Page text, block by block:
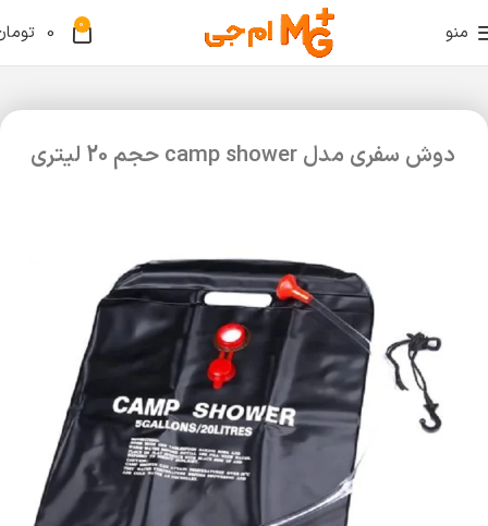
منو 0
0
دوش سفری مدل camp shower حجم 20 لیتری